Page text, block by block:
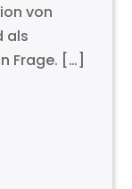
von
als
Frage. […]